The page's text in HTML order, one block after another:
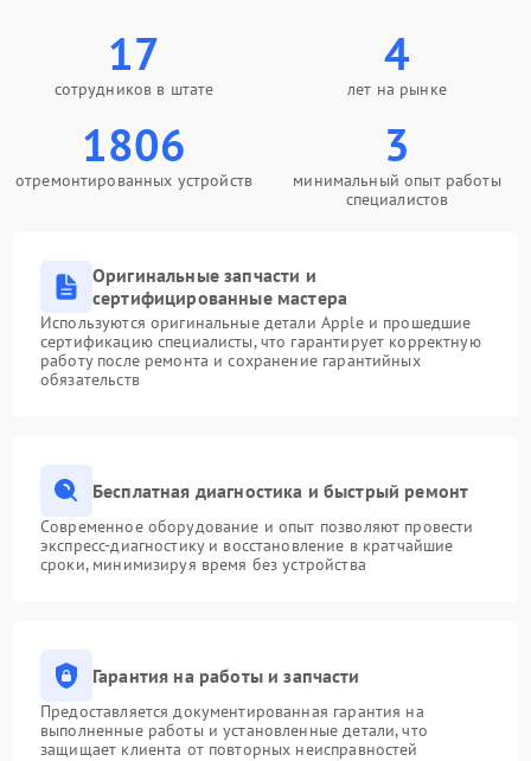
17
сотрудников в штате
4
лет на рынке
1806
отремонтированных устройств
3
минимальный опыт работы
специалистов
Оригинальные запчасти и
сертифицированные мастера
Используются оригинальные детали Apple и прошедшие
сертификацию специалисты, что гарантирует корректную
работу после ремонта и сохранение гарантийных
обязательств
Бесплатная диагностика и быстрый ремонт
Современное оборудование и опыт позволяют провести
экспресс-диагностику и восстановление в кратчайшие
сроки, минимизируя время без устройства
Гарантия на работы и запчасти
Предоставляется документированная гарантия на
выполненные работы и установленные детали, что
защищает клиента от повторных неисправностей